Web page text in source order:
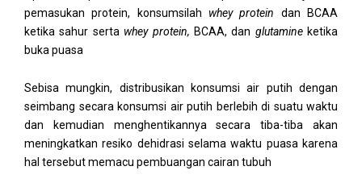
pemasukan protein, konsumsilah whey protein dan BCAA
ketika sahur serta whey protein, BCAA, dan glutamineketika
buka puasa
Sebisa mungkin, distribusikan konsumsi air putih dengan
seimbang secara konsumsi air putih berlebih di suatu waktu
dan kemudian menghentikannya secara tiba-tiba akan
meningkatkan resiko dehidrasi selama waktu puasa karena
hal tersebut memacu pembuangan cairan tubuh